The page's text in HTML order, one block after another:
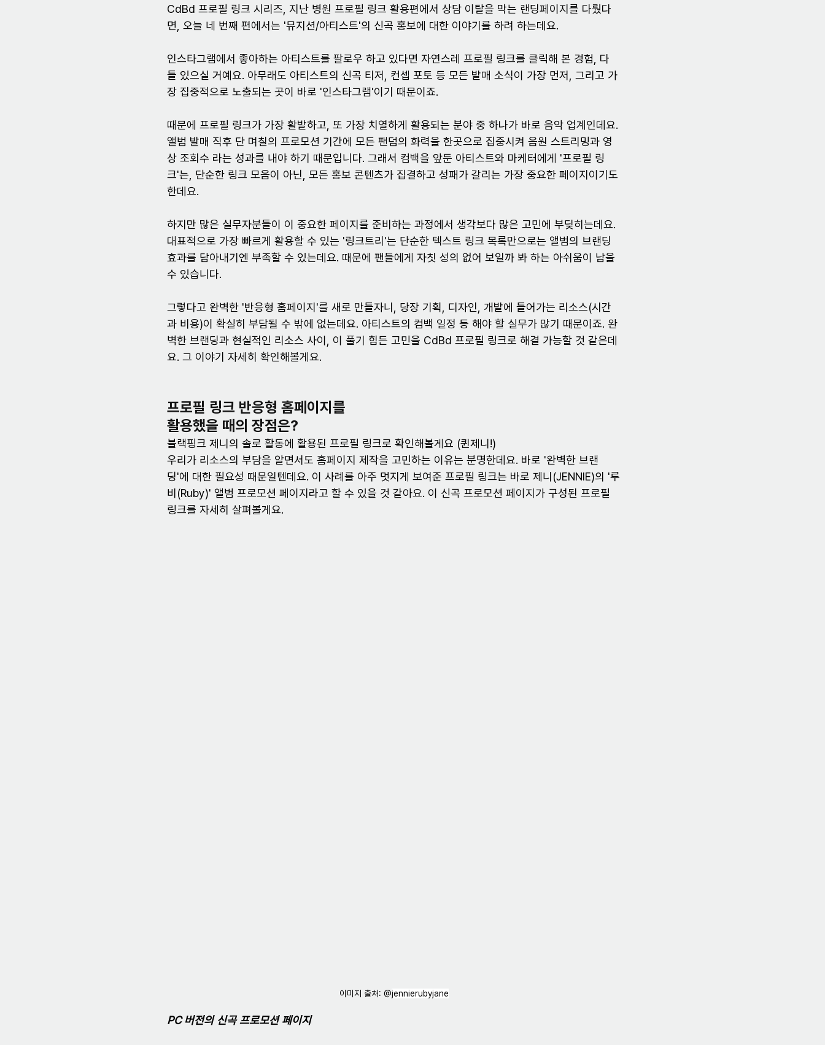
CdBd 프로필 링크 시리즈, 지난 병원 프로필 링크 활용편에서 상담 이탈을 막는 랜딩페이지를 다뤘다
면, 오늘 네 번째 편에서는 '뮤지션/아티스트'의 신곡 홍보에 대한 이야기를 하려 하는데요.
인스타그램에서 좋아하는 아티스트를 팔로우 하고 있다면 자연스레 프로필 링크를 클릭해 본 경험, 다
들 있으실 거예요. 아무래도 아티스트의 신곡 티저, 컨셉 포토 등 모든 발매 소식이 가장 먼저, 그리고 가
장 집중적으로 노출되는 곳이 바로 '인스타그램'이기 때문이죠.
때문에 프로필 링크가 가장 활발하고, 또 가장 치열하게 활용되는 분야 중 하나가 바로 음악 업계인데요.
앨범 발매 직후 단 며칠의 프로모션 기간에 모든 팬덤의 화력을 한곳으로 집중시켜 음원 스트리밍과 영
상 조회수 라는 성과를 내야 하기 때문입니다. 그래서 컴백을 앞둔 아티스트와 마케터에게 '프로필 링
크'는, 단순한 링크 모음이 아닌, 모든 홍보 콘텐츠가 집결하고 성패가 갈리는 가장 중요한 페이지이기도
한데요.
하지만 많은 실무자분들이 이 중요한 페이지를 준비하는 과정에서 생각보다 많은 고민에 부딪히는데요.
대표적으로 가장 빠르게 활용할 수 있는 '링크트리'는 단순한 텍스트 링크 목록만으로는 앨범의 브랜딩
효과를 담아내기엔 부족할 수 있는데요. 때문에 팬들에게 자칫 성의 없어 보일까 봐 하는 아쉬움이 남을
수 있습니다.
그렇다고 완벽한 '반응형 홈페이지'를 새로 만들자니, 당장 기획, 디자인, 개발에 들어가는 리소스(시간
과 비용)이 확실히 부담될 수 밖에 없는데요. 아티스트의 컴백 일정 등 해야 할 실무가 많기 때문이죠. 완
벽한 브랜딩과 현실적인 리소스 사이, 이 풀기 힘든 고민을 CdBd 프로필 링크로 해결 가능할 것 같은데
요. 그 이야기 자세히 확인해볼게요.
프로필 링크 반응형 홈페이지를
활용했을 때의 장점은?
블랙핑크 제니의 솔로 활동에 활용된 프로필 링크로 확인해볼게요 (퀸제니!)
우리가 리소스의 부담을 알면서도 홈페이지 제작을 고민하는 이유는 분명한데요. 바로 '완벽한 브랜
딩'에 대한 필요성 때문일텐데요. 이 사례를 아주 멋지게 보여준 프로필 링크는 바로 제니(JENNIE)의 '루
비(Ruby)' 앨범 프로모션 페이지라고 할 수 있을 것 같아요. 이 신곡 프로모션 페이지가 구성된 프로필
링크를 자세히 살펴볼게요.
이미지 출처: @jennierubyjane
PC 버전의 신곡 프로모션 페이지